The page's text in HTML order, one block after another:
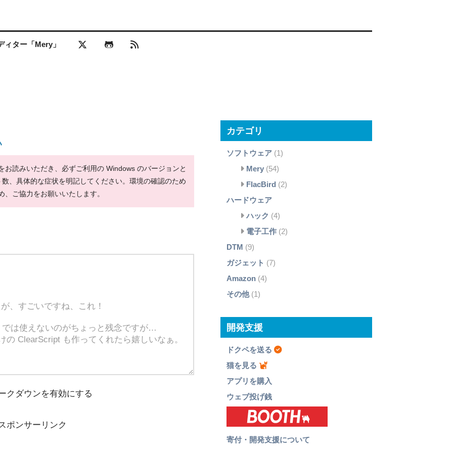
ィター「Mery」
お読みいただき、必ずご利用の Windows のバージョンと
、具体的な症状を明記してください。環境の確認のため
ご協力をお願いいたします。
クダウンを有効にする
ポンサーリンク
カテゴリ
ソフトウェア(1)
Mery (54)
FlacBird (2)
ハードウェア
ハック (4)
電子工作 (2)
DTM (9)
ガジェット (7)
Amazon(4)
その他(1)
開発支援
ドクペを送る
猫を見る
アプリを購入
ウェブ投げ銭
寄付・開発支援について